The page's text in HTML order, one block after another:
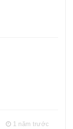
1 năm trước